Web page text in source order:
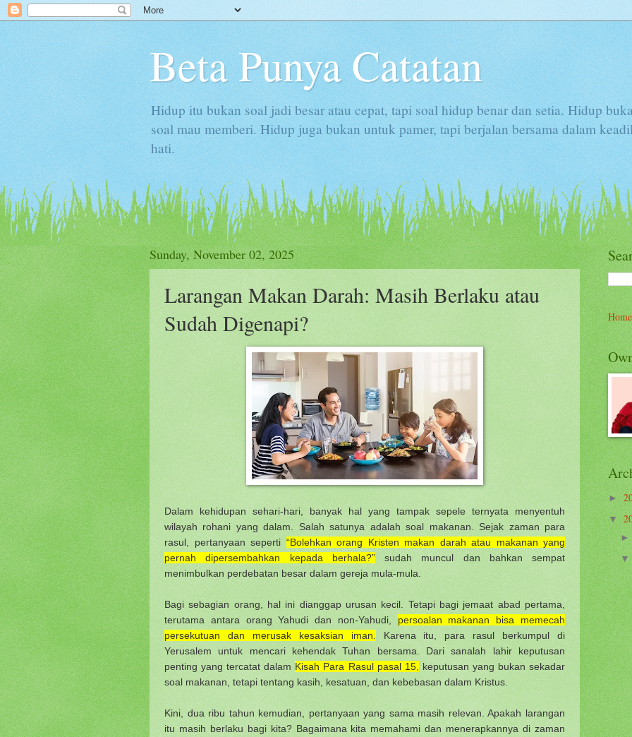
Beta Punya Catatan
Hidup itu bukan soal jadi besar atau cepat, tapi soal hidup benar dan setia. Hidup
soal mau memberi. Hidup juga bukan untuk pamer, tapi berjalan bersama dalam
hati.
Sunday, November 02, 2025
Larangan Makan Darah: Masih Berlaku atau
Sudah Digenapi?
Dalam kehidupan sehari-hari, banyak hal yang tampak sepele ternyata menyentuh
wilayah rohani yang dalam. Salah satunya adalah soal makanan. Sejak zaman para
rasul, pertanyaan seperti “Bolehkan orang Kristen makan darah atau makanan yang
pernah dipersembahkan kepada berhala?”sudah muncul dan bahkan sempat
menimbulkan perdebatan besar dalam gereja mula-mula.
Bagi sebagian orang, hal ini dianggap urusan kecil. Tetapi bagi jemaat abad pertama,
terutama antara orang Yahudi dan non-Yahudi, persoalan makanan bisa memecah
persekutuan dan merusak kesaksian iman.
Karena itu, para rasul berkumpul di
Yerusalem untuk mencari kehendak Tuhan bersama. Dari sanalah lahir keputusan
penting yang tercatat dalam Kisah Para Rasul pasal 15,
keputusan yang bukan sekadar
soal makanan, tetapi tentang kasih, kesatuan, dan kebebasan dalam Kristus.
Kini, dua ribu tahun kemudian, pertanyaan yang sama masih relevan. Apakah larangan
itu masih berlaku bagi kita? Bagaimana kita memahami dan menerapkannya di zaman
Home
►
▼